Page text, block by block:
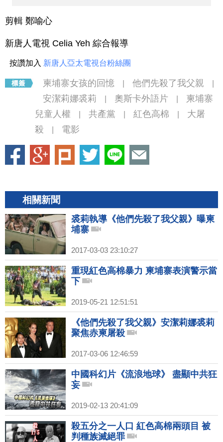
剪輯 鄭喻心
新唐人電視 Celia Yeh 綜合報導
按讚加入 新唐人亞太電視台粉絲團
柬埔寨女孩的回憶 他們先殺了我父親
安潔莉娜裘莉 奧斯卡外語片
柬埔寨
兒童人權
共產黨 紅色高棉
大屠
殺
電影
相關新聞
裘莉執導《他們先殺了我父親》曝柬
埔寨
2017-03-03 23:10:27
重現紅色高棉暴力 柬埔寨表演警示當
下
2019-05-21 12:51:51
《他們先殺了我父親》安潔莉娜裘莉
聚焦赤柬屠殺
2017-03-06 12:46:59
中國科幻片《流浪地球》 盡顯中共狂
妄
2019-02-13 20:41:09
殺五分之一人口 紅色高棉兩頭目 被
判種族滅絕罪